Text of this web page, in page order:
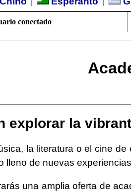
conectado
explorar la
la literatura o el cine
lleno de nuevas
una amplia oferta de